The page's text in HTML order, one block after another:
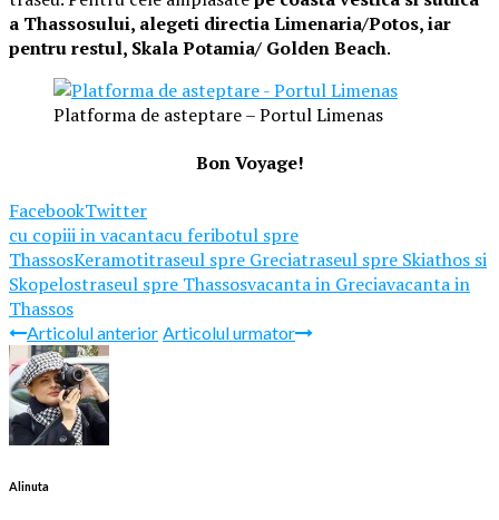
a Thassosului, alegeti directia Limenaria/Potos, iar
pentru restul, Skala Potamia/ Golden Beach.
Platforma de asteptare – Portul Limenas
Bon Voyage!
FacebookTwitter
cu copiii in vacantacu feribotul spre
ThassosKeramotitraseul spre Greciatraseul spre Skiathos si
Skopelostraseul spre Thassosvacanta in Greciavacanta in
Thassos
Articolul anterior Articolul urmator
Alinuta